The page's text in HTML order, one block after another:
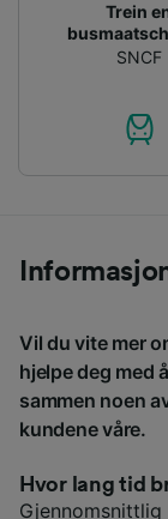
Trein
SNCF
Vil du vite mer
hjelpe deg med
sammen noen
kundene våre.
Hvor lang tid